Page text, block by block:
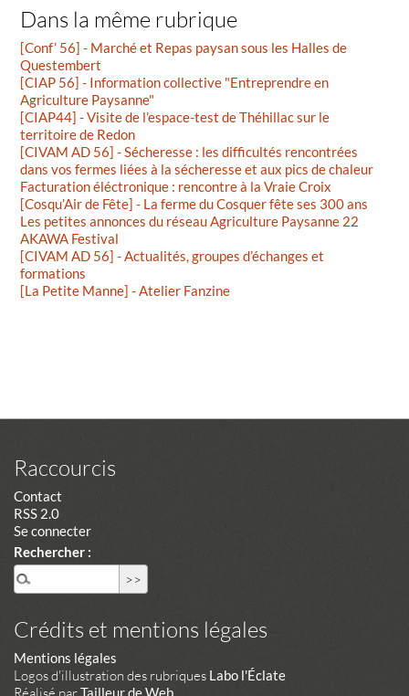
Dans la même rubrique
[Conf’ 56] - Marché et Repas paysan sous les Halles de
Questembert
[CIAP 56] - Information collective "Entreprendre en
Agriculture Paysanne"
[CIAP44] - Visite de l’espace-test de Théhillac sur le
territoire de Redon
[CIVAM AD 56] - Sécheresse : les difficultés rencontrées
dans vos fermes liées à la sécheresse et aux pics de chaleur
Facturation éléctronique : rencontre à la Vraie Croix
[Cosqu’Air de Fête] - La ferme du Cosquer fête ses 300 ans
Les petites annonces du réseau Agriculture Paysanne 22
AKAWA Festival
[CIVAM AD 56] - Actualités, groupes d’échanges et
formations
[La Petite Manne] - Atelier Fanzine
Raccourcis
Contact
RSS 2.0
Se connecter
Rechercher :
Crédits et mentions légales
Mentions légales
Logos d'illustration des rubriques Labo l'Éclate
Tailleur de Web